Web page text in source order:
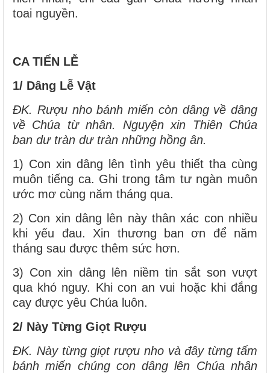
toai nguyền.
CA TIẾN LỄ
1/ Dâng Lễ Vật
ĐK. Rượu nho bánh miến còn dâng về dâng
về Chúa từ nhân. Nguyện xin Thiên Chúa
ban dư tràn dư tràn những hồng ân.
1) Con xin dâng lên tình yêu thiết tha cùng
muôn tiếng ca. Ghi trong tâm tư ngàn muôn
ước mơ cùng năm tháng qua.
2) Con xin dâng lên này thân xác con nhiều
khi yếu đau. Xin thương ban ơn để năm
tháng sau được thêm sức hơn.
3) Con xin dâng lên niềm tin sắt son vượt
qua khó nguy. Khi con an vui hoặc khi đắng
cay được yêu Chúa luôn.
2/ Này Từng Giọt Rượu
ĐK. Này từng giọt rượu nho và đây từng tấm
bánh miến chúng con dâng lên Chúa nhân